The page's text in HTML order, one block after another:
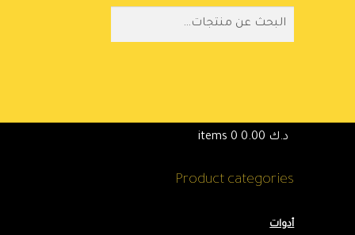
بحث
بحث
د.ك 0 items
Product categories
أدوات